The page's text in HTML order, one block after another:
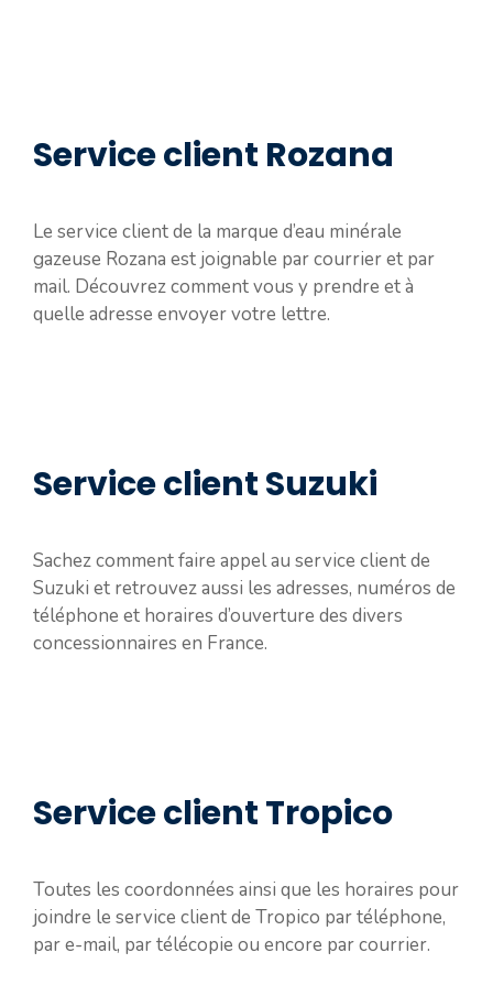
Service client Rozana
Le service client de la marque d’eau minérale
gazeuse Rozana est joignable par courrier et par
mail. Découvrez comment vous y prendre et à
quelle adresse envoyer votre lettre.
Service client Suzuki
Sachez comment faire appel au service client de
Suzuki et retrouvez aussi les adresses, numéros de
téléphone et horaires d’ouverture des divers
concessionnaires en France.
Service client Tropico
Toutes les coordonnées ainsi que les horaires pour
joindre le service client de Tropico par téléphone,
par e-mail, par télécopie ou encore par courrier.